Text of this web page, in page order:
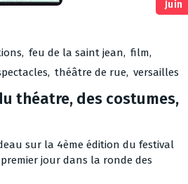
, feu de la saint jean, film,
, théâtre de rue, versailles
Juin
théatre, des costumes,
sur la 4ème édition du festival
jour dans la ronde des